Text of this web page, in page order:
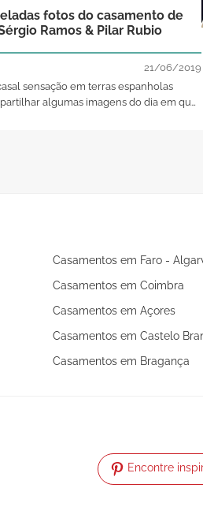
fotos do casamento de
Ramos & Pilar Rubio
21/06/2019
sensação em terras espanholas
algumas imagens do dia em que
Casamentos em Faro -
Casamentos em Coimbra
Casamentos em Açores
Casamentos em Castelo
Casamentos em Bragança
Encontre